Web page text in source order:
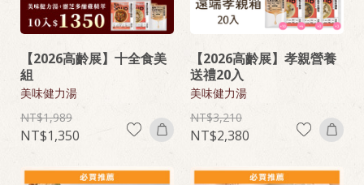
【2026高齡展】十全食美
組
美味健力湯
1,989
1,350
【2026高齡展】孝親營養
送禮20入
美味健力湯
3,210
2,380